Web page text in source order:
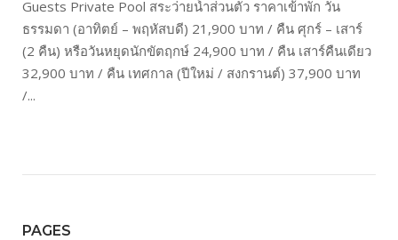
Guests Private Pool สระว่ายน้ำส่วนตัว ราคาเข้าพัก วัน
ธรรมดา (อาทิตย์ – พฤหัสบดี) 21,900 บาท / คืน ศุกร์ – เสาร์
(2 คืน) หรือวันหยุดนักขัตฤกษ์ 24,900 บาท / คืน เสาร์คืนเดียว
32,900 บาท / คืน เทศกาล (ปีใหม่ / สงกรานต์) 37,900 บาท
/...
PAGES